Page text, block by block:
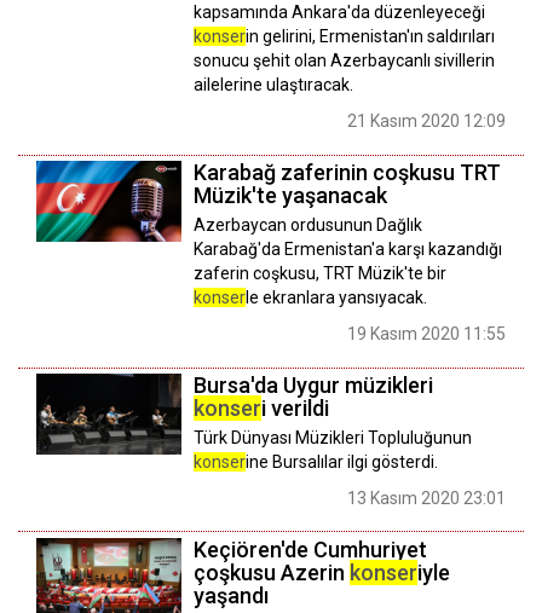
kapsamında Ankara'da düzenleyeceği
konserin gelirini, Ermenistan'ın saldırıları
sonucu şehit olan Azerbaycanlı sivillerin
ailelerine ulaştıracak.
21 Kasım 2020 12:09
Karabağ zaferinin coşkusu TRT
Müzik'te yaşanacak
Azerbaycan ordusunun Dağlık
Karabağ'da Ermenistan'a karşı kazandığı
zaferin coşkusu, TRT Müzik'te bir
konserle ekranlara yansıyacak.
19 Kasım 2020 11:55
Bursa'da Uygur müzikleri
konseri verildi
Türk Dünyası Müzikleri Topluluğunun
konserine Bursalılar ilgi gösterdi.
13 Kasım 2020 23:01
Keçiören'de Cumhuriyet
çoşkusu Azerin konseriyle
yaşandı